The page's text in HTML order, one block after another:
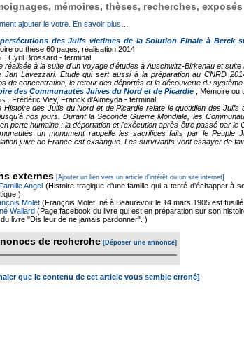
mémoires, thèses, recherches,
ajouter le votre. En savoir plus…
des Juifs victimes de la Solution Finale à Berck
ou thèse 60 pages, réalisation 2014
: Cyril Brossard - terminal
réalisée à la suite d'un voyage d'études à Auschwitz-Birkenau et
Jan Lavezzari. Etude qui sert aussi à la préparation au CNRD
de concentration, le retour des déportés et la découverte du
des Communautés Juives du Nord et de Picardie , Mémoire ou
: Frédéric Viey, Franck d'Almeyda - terminal
Histoire des Juifs du Nord et de Picardie relate le quotidien des
nos jours. Durant la Seconde Guerre Mondiale, les
perte humaine : la déportation et l'exécution après être passé par le
un monument rappelle les sacrifices faits par le Peuple
juive de France est exsangue. Les survivants vont essayer de
externes [Ajouter un lien vers un article d'intérêt ou un site internet]
Angel (Histoire tragique d'une famille qui a tenté d'échapper à
)
Molet (François Molet, né à Beaurevoir le 14 mars 1905 est
Wallard (Page facebook du livre qui est en préparation sur son
livre "Dis leur de ne jamais pardonner". )
de recherche [Déposer une annonce]
que le contenu de cet article vous semble erroné]